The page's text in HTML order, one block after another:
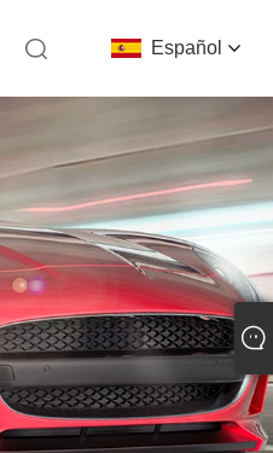
Español